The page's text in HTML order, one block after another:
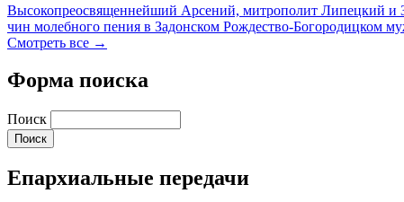
Высокопреосвященнейший Арсений, митрополит Липецкий и
чин молебного пения в Задонском Рождество-Богородицком
Смотреть все →
Форма поиска
Поиск
Епархиальные передачи